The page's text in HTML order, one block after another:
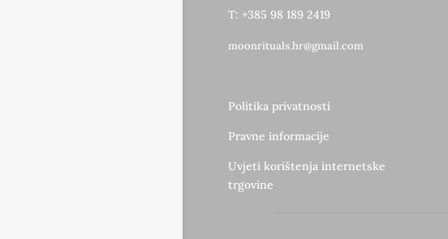
T: +385 98 189 2419
moonrituals.hr@gmail.com
Politika privatnosti
Pravne informacije
Uvjeti korištenja internetske
trgovine